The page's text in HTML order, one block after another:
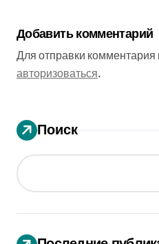
Добавить комментарий
Для отправки
авторизоваться.
Поиск